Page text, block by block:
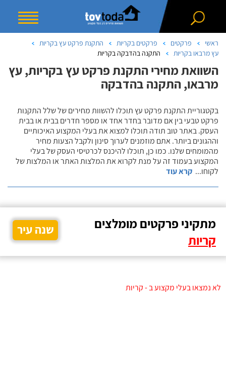
ראשי פרקטים פרקטים בקריות
התקנת פרקט עץ בקריות
עץ מרבאו בקריות
התקנה בהדבקה בקריות
השוואת מחירי התקנת פרקט עץ בקריות, עץ
מרבאו, התקנה בהדבקה
בקטגוריית התקנת פרקט עץ תוכלו להשוות מחירים של שלל התקנות
פרקט טבעי בין אם מדובר בחדר אחד או מספר חדרים בבית או בבית
העסק. באתר טוב תודה תוכלו למצוא את בעלי המקצוע האיכותיים
וההגונים ביותר. אתם מוזמנים לערוך סינון ולקבל הצעות מחיר
מהמומחים שלנו. כמו כן, תוכלו להיכנס לכרטיסי העסק של בעלי
המקצוע בעמוד זה על מנת לקרוא את המלצות האתר או המלצות של
לקוחו... קרא עוד
מתקיני פרקטים מומלצים
קריות
שנה עיר
לא נמצאו בעלי מקצוע ב - קריות